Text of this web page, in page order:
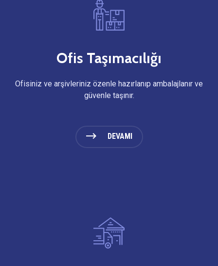
Ofis Taşımacılığı
Ofisiniz ve arşivleriniz özenle hazırlanıp ambalajlanır ve
güvenle taşınır.
DEVAMI